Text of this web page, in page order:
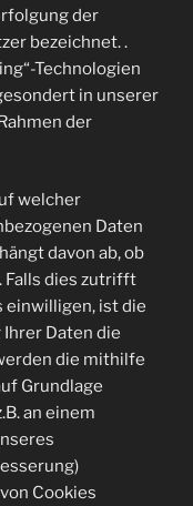
der
bezeichnet. .
Technologien
in unserer
der
welcher
Daten
davon ab, ob
Falls dies zutrifft
einwilligen, ist die
Daten die
die mithilfe
Grundlage
an einem
Cookies